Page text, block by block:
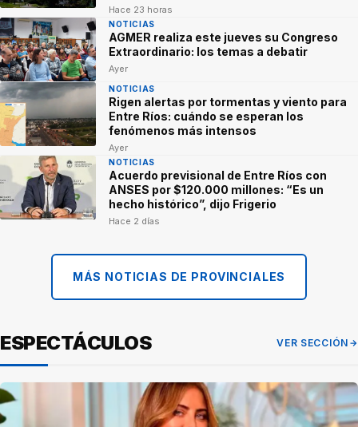
Hace 23 horas
NOTICIAS
AGMER realiza este jueves su Congreso
Extraordinario: los temas a debatir
Ayer
NOTICIAS
Rigen alertas por tormentas y viento para
Entre Ríos: cuándo se esperan los
fenómenos más intensos
Ayer
NOTICIAS
Acuerdo previsional de Entre Ríos con
ANSES por $120.000 millones: “Es un
hecho histórico”, dijo Frigerio
Hace 2 días
MÁS NOTICIAS DE PROVINCIALES
ESPECTÁCULOS VER SECCIÓN